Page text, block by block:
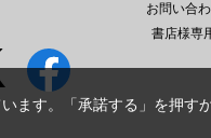
お問い合
書店様専
ます。「承諾する」を押す